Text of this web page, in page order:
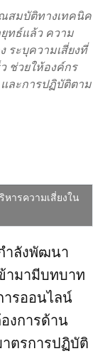
สมบัติทางเทคนิค
ยุทธ์แล้ว ความ
ระบุความเสี่ยงที่
ช่วยให้องค์กร
ละการปฏิบัติตาม
หารความเสี่ยงใน
ำลังพัฒนา
ามามีบทบาท
รออนไลน์
งการด้าน
ตรการปฏิบัติ